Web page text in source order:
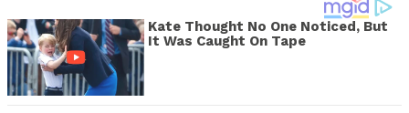
Kate Thought No One Noticed, But
It Was Caught On Tape